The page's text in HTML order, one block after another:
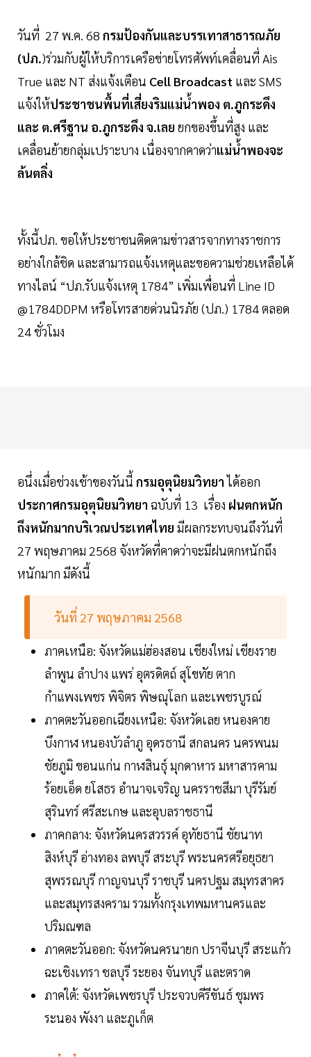
วันที่ 27 พ.ค. 68 กรมป้องกันและบรรเทาสาธารณภัย
(ปภ.)ร่วมกับผู้ให้บริการเครือข่ายโทรศัพท์เคลื่อนที่ Ais
True และ NT ส่งแจ้งเตือน Cell Broadcast และ SMS
แจ้งให้ประชาชนพื้นที่เสี่ยงริมแม่น้ำพอง ต.ภูกระดึง
และ ต.ศรีฐาน อ.ภูกระดึง จ.เลย ยกของขึ้นที่สูง และ
เคลื่อนย้ายกลุ่มเปราะบาง เนื่องจากคาดว่าแม่น้ำพองจะ
ล้นตลิ่ง
ทั้งนี้ปภ. ขอให้ประชาชนติดตามข่าวสารจากทางราชการ
อย่างใกล้ชิด และสามารถแจ้งเหตุและขอความช่วยเหลือได้
ทางไลน์ “ปภ.รับแจ้งเหตุ 1784” เพิ่มเพื่อนที่ Line ID
@1784DDPM หรือโทรสายด่วนนิรภัย (ปภ.) 1784 ตลอด
24 ชั่วโมง
อนึ่งเมื่อช่วงเช้าของวันนี้ กรมอุตุนิยมวิทยาได้ออก
ประกาศกรมอุตุนิยมวิทยา ฉบับที่ 13 เรื่อง ฝนตกหนัก
ถึงหนักมากบริเวณประเทศไทย มีผลกระทบจนถึงวันที่
27 พฤษภาคม 2568 จังหวัดที่คาดว่าจะมีฝนตกหนักถึง
หนักมาก มีดังนี้
วันที่ 27 พฤษภาคม 2568
ภาคเหนือ: จังหวัดแม่ฮ่องสอน เชียงใหม่ เชียงราย
ลำพูน ลำปาง แพร่ อุตรดิตถ์ สุโขทัย ตาก
กำแพงเพชร พิจิตร พิษณุโลก และเพชรบูรณ์
ภาคตะวันออกเฉียงเหนือ: จังหวัดเลย หนองคาย
บึงกาฬ หนองบัวลำภู อุดรธานี สกลนคร นครพนม
ชัยภูมิ ขอนแก่น กาฬสินธุ์ มุกดาหาร มหาสารคาม
ร้อยเอ็ด ยโสธร อำนาจเจริญ นครราชสีมา บุรีรัมย์
สุรินทร์ ศรีสะเกษ และอุบลราชธานี
ภาคกลาง: จังหวัดนครสวรรค์ อุทัยธานี ชัยนาท
สิงห์บุรี อ่างทอง ลพบุรี สระบุรี พระนครศรีอยุธยา
สุพรรณบุรี กาญจนบุรี ราชบุรี นครปฐม สมุทรสาคร
และสมุทรสงคราม รวมทั้งกรุงเทพมหานครและ
ปริมณฑล
ภาคตะวันออก: จังหวัดนครนายก ปราจีนบุรี สระแก้ว
ฉะเชิงเทรา ชลบุรี ระยอง จันทบุรี และตราด
ภาคใต้: จังหวัดเพชรบุรี ประจวบคีรีขันธ์ ชุมพร
ระนอง พังงา และภูเก็ต